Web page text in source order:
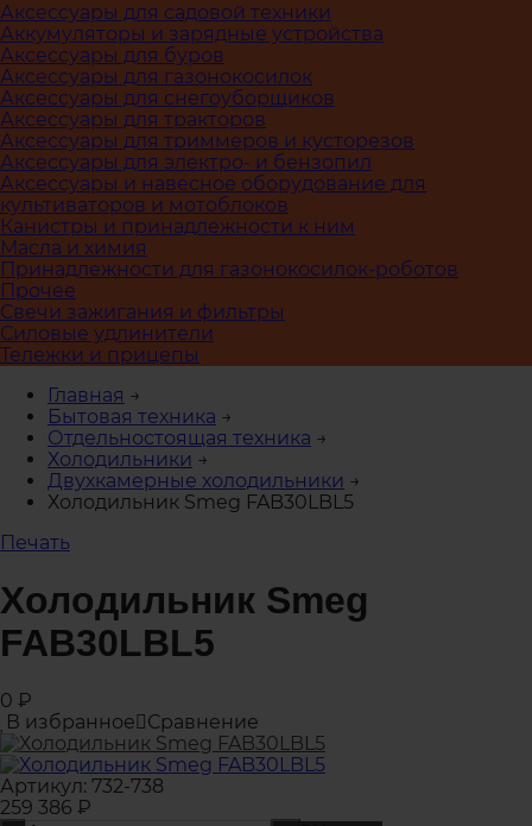
Аксессуары для садовой техники
Аккумуляторы и зарядные устройства
Аксессуары для буров
Аксессуары для газонокосилок
Аксессуары для снегоуборщиков
Аксессуары для тракторов
Аксессуары для триммеров и кусторезов
Аксессуары для электро- и бензопил
Аксессуары и навесное оборудование для
культиваторов и мотоблоков
Канистры и принадлежности к ним
Масла и химия
Принадлежности для газонокосилок-роботов
Прочее
Свечи зажигания и фильтры
Силовые удлинители
Тележки и прицепы
Главная →
Бытовая техника →
Отдельностоящая техника →
Холодильники →
Двухкамерные холодильники →
Холодильник Smeg FAB30LBL5
Печать
Холодильник Smeg
FAB30LBL5
0 ₽
В избранное
Сравнение
Артикул: 732-738
259 386 ₽